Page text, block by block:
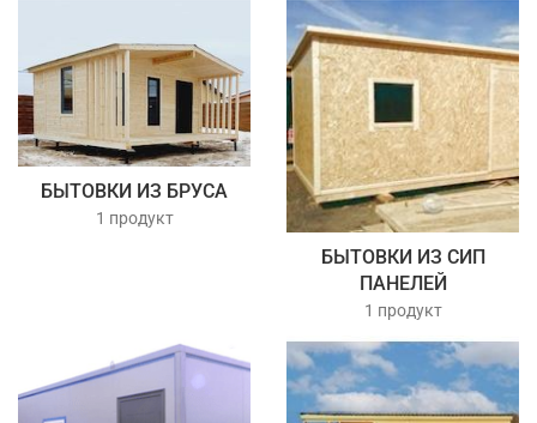
БЫТОВКИ ИЗ БРУСА
1 продукт
БЫТОВКИ ИЗ СИП
ПАНЕЛЕЙ
1 продукт